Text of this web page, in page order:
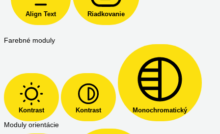
Align Text Riadkovanie
Farebné moduly
Kontrast Kontrast
Monochromatický
Moduly orientácie